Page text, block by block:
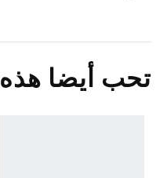
تحب أيضا هذه